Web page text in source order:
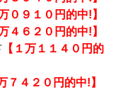
０９１０円的中!】
４６２０円的中!】
【１万１１４０円的
７４２０円的中!】